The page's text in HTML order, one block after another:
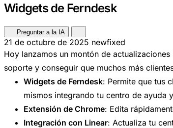
Widgets de Ferndesk
Preguntar a la IA
21 de octubre de 2025 newfixed
Hoy lanzamos un montón de
soporte y conseguir que muchos más
Widgets de Ferndesk: Permite que tus
mismos integrando tu centro de ayuda
Extensión de Chrome: Edita
Integración con Linear: Actualiza tu